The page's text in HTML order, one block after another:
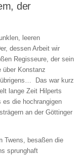
der
leeren
dessen Arbeit wir
Regisseure, der sein
über Konstanz
übrigens… Das war kurz
lange Zeit Hilperts
die hochrangigen
an der Göttinger
Twens, besaßen die
sprunghaft